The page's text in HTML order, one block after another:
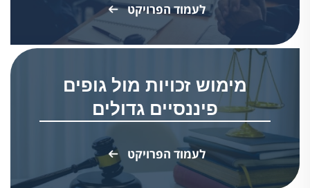
לעמוד הפרויקט
מימוש זכויות מול גופים
פיננסיים גדולים
לעמוד הפרויקט